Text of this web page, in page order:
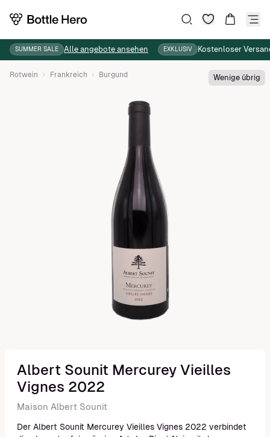
SUMMER SALE Alle angebote ansehen EXKLUSIV Kostenloser
Rotwein Frankreich Burgund Wenige übrig
Albert Sounit Mercurey Vieilles
Vignes 2022
Maison Albert Sounit
Der Albert Sounit Mercurey Vieilles Vignes 2022 verbindet